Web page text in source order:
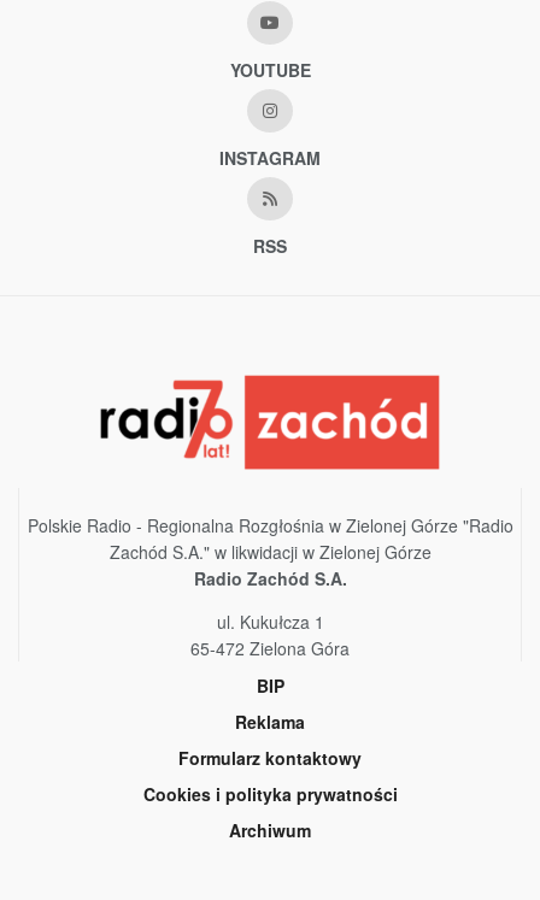
YOUTUBE
INSTAGRAM
RSS
Polskie Radio - Regionalna Rozgłośnia w Zielonej Górze "Radio
Zachód S.A." w likwidacji w Zielonej Górze
Radio Zachód S.A.
ul. Kukułcza 1
65-472 Zielona Góra
BIP
Reklama
Formularz kontaktowy
Cookies i polityka prywatności
Archiwum